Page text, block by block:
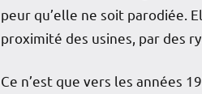
peur qu’elle ne soit parodiée.
proximité des usines, par des
Ce n’est que vers les années